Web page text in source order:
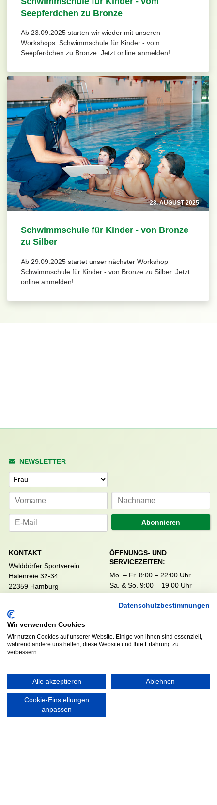
Seepferdchen zu Bronze
Ab 23.09.2025 starten wir wieder mit unseren
Workshops: Schwimmschule für Kinder - vom
Seepferdchen zu Bronze. Jetzt online anmelden!
28. AUGUST 2025
Schwimmschule für Kinder - von Bronze
zu Silber
Ab 29.09.2025 startet unser nächster Workshop
Schwimmschule für Kinder - von Bronze zu Silber. Jetzt
online anmelden!
NEWSLETTER
Anrede
Abonnieren
KONTAKT
Walddörfer Sportverein
Halenreie 32-34
22359 Hamburg
ÖFFNUNGS- UND
SERVICEZEITEN:
Mo. – Fr. 8:00 – 22:00 Uhr
Sa. & So. 9:00 – 19:00 Uhr
MEDIA VEREINSSHOP
Nordsport.store
RECHTLICHES
Datenschutzbestimmungen
Wir verwenden Cookies
Wir nutzen Cookies auf unserer Website. Einige von ihnen sind essenziell,
während andere uns helfen, diese Website und Ihre Erfahrung zu
verbessern.
Alle akzeptieren Ablehnen
Cookie-Einstellungen
anpassen